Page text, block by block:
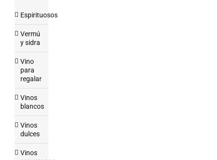
Espirituosos
Vermú
y sidra
Vino
para
regalar
Vinos
blancos
Vinos
dulces
Vinos